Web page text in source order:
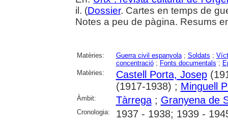
il. (Dossier. Cartes en temps de
Notes a peu de pàgina. Resums
Matèries: Guerra civil espanyola; Soldats ;
concentració; Fonts documentals ;
Matèries:
Castell Porta, Josep
(1917-1938) ; Minguell
Àmbit: Tàrrega; Granyena de
Cronologia: 1937 - 1938; 1939 -